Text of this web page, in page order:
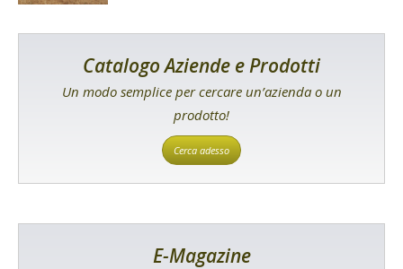
Catalogo Aziende e Prodotti
Un modo semplice per cercare un’azienda o un
prodotto!
Cerca adesso
E-Magazine